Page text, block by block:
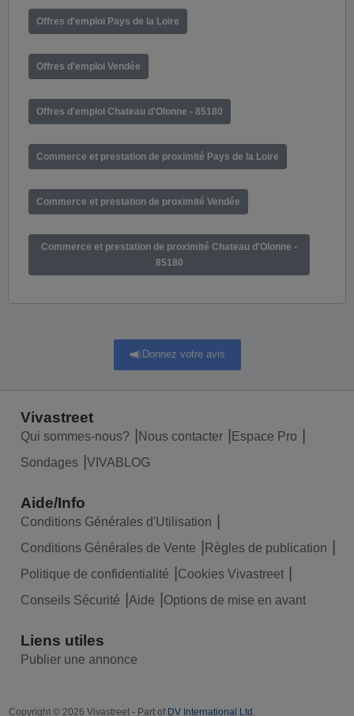
Offres d'emploi Pays de la Loire
Offres d'emploi Vendée
Offres d'emploi Chateau d'Olonne - 85180
Commerce et prestation de proximité Pays de la Loire
Commerce et prestation de proximité Vendée
Commerce et prestation de proximité Chateau d'Olonne -
85180
Donnez votre avis
Vivastreet
Qui sommes-nous? Nous contacter
Espace Pro
Sondages
VIVABLOG
Aide/Info
Conditions Générales d'Utilisation
Conditions Générales de Vente
Règles de publication
Politique de confidentialité
Cookies Vivastreet
Conseils Sécurité
Aide Options de mise en avant
Liens utiles
Publier une annonce
Copyright © 2026 Vivastreet - Part of DV International Ltd .